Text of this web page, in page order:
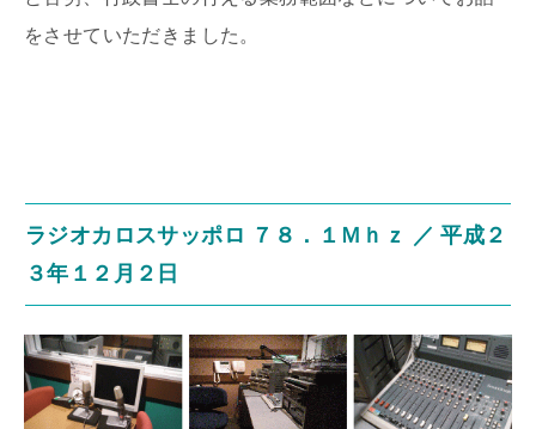
をさせていただきました。
ラジオカロスサッポロ ７８．１Ｍｈｚ ／ 平成２
３年１２月２日